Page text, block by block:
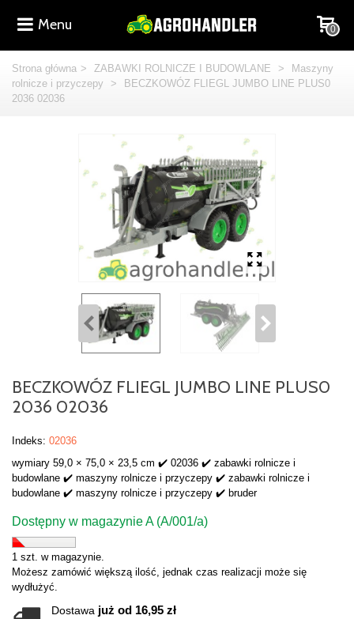
Menu 0
Strona główna > ZABAWKI ROLNICZE I BUDOWLANE >
Maszyny
rolnicze i przyczepy
>
BECZKOWÓZ FLIEGL JUMBO LINE PLUS0
2036 02036
BECZKOWÓZ FLIEGL JUMBO LINE PLUS0
2036 02036
Indeks: 02036
wymiary 59,0 × 75,0 × 23,5 cm ✔️ 02036 ✔️ zabawki rolnicze i
budowlane ✔️ maszyny rolnicze i przyczepy ✔️ zabawki rolnicze i
budowlane ✔️ maszyny rolnicze i przyczepy ✔️ bruder
Dostępny w magazynie A (A/001/a)
1 szt. w magazynie.
Możesz zamówić większą ilość, jednak czas realizacji może się
wydłużyć.
Dostawa już od 16,95 zł